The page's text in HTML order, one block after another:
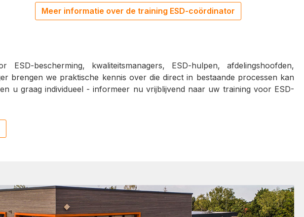
Meer informatie over de training ESD-coördinator
bescherming, kwaliteitsmanagers, ESD-hulpen, afdelingshoofden,
brengen we praktische kennis over die direct in bestaande processen kan
u graag individueel - informeer nu vrijblijvend naar uw training voor ESD-